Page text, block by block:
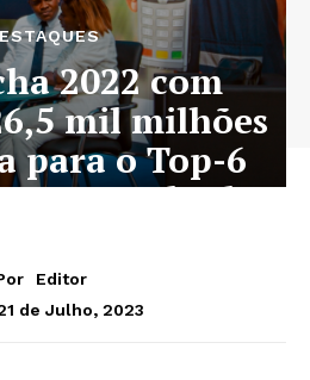
2022 com
mil milhões
para o Top-6
em resultados
Editor
de Julho, 2023